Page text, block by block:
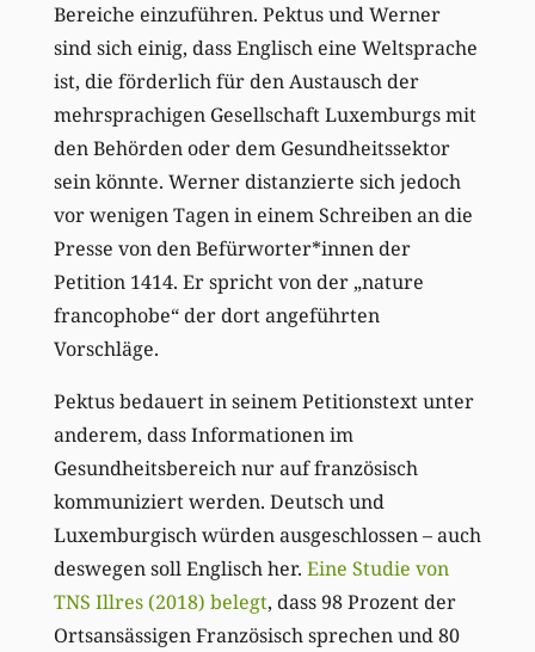
Bereiche einzuführen. Pektus und Werner
sind sich einig, dass Englisch eine Weltsprache
ist, die förderlich für den Austausch der
mehrsprachigen Gesellschaft Luxemburgs mit
den Behörden oder dem Gesundheitssektor
sein könnte. Werner distanzierte sich jedoch
vor wenigen Tagen in einem Schreiben an die
Presse von den Befürworter*innen der
Petition 1414. Er spricht von der „nature
francophobe“ der dort angeführten
Vorschläge.
Pektus bedauert in seinem Petitionstext unter
anderem, dass Informationen im
Gesundheitsbereich nur auf französisch
kommuniziert werden. Deutsch und
Luxemburgisch würden ausgeschlossen – auch
deswegen soll Englisch her. Eine Studie von
TNS Illres (2018) belegt, dass 98 Prozent der
Ortsansässigen Französisch sprechen und 80